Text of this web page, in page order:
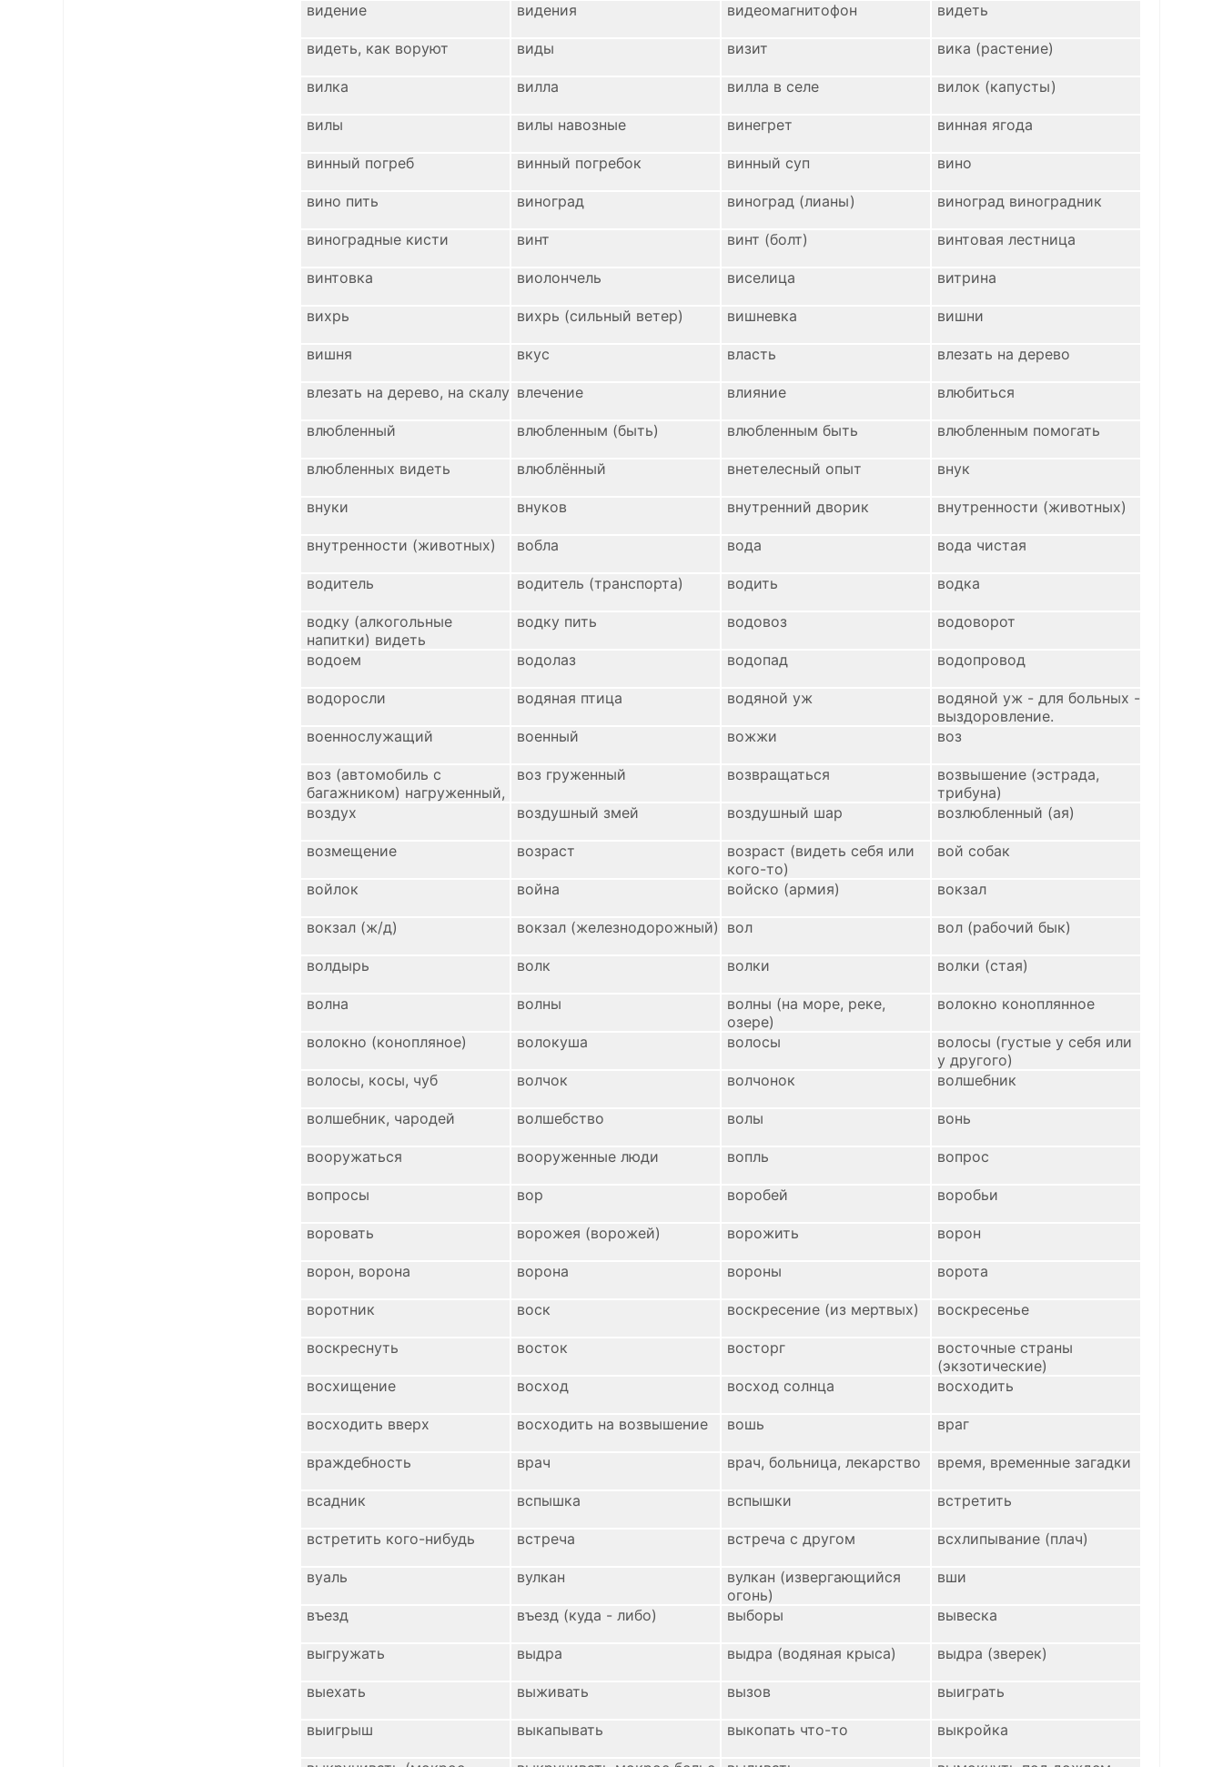
видение видения видеомагнитофон видеть
видеть, как воруют виды визит вика (растение)
вилка вилла вилла в селе вилок (капусты)
вилы вилы навозные винегрет винная ягода
винный погреб винный погребок винный суп вино
вино пить виноград виноград (лианы) виноград виноградник
виноградные кисти винт винт (болт) винтовая лестница
винтовка виолончель виселица витрина
вихрь вихрь (сильный ветер) вишневка вишни
вишня вкус власть влезать на дерево
влезать на дерево, на скалу влечение влияние влюбиться
влюбленный влюбленным (быть) влюбленным быть влюбленным помогать
влюбленных видеть влюблённый внетелесный опыт внук
внуки внуков внутренний дворик внутренности (животных)
внутренности (животных) вобла вода вода чистая
водитель водитель (транспорта) водить водка
водку (алкогольные
напитки) видеть
водку пить водовоз водоворот
водоем водолаз водопад водопровод
водоросли водяная птица водяной уж
водяной уж - для больных -
выздоровление.
военнослужащий
военный вожжи воз
воз (автомобиль с
багажником) нагруженный,
тяжелый
воз груженный возвращаться
возвышение (эстрада,
трибуна)
воздух
воздушный змей воздушный шар возлюбленный (ая)
возмещение возраст
возраст (видеть себя или
кого-то)
вой собак
войлок война войско (армия) вокзал
вокзал (ж/д) вокзал (железнодорожный) вол вол (рабочий бык)
волдырь волк волки волки (стая)
волна волны
волны (на море, реке,
озере)
волокно коноплянное
волокно (конопляное) волокуша волосы
волосы (густые у себя или
у другого)
волосы, косы, чуб
волчок волчонок волшебник
волшебник, чародей волшебство волы вонь
вооружаться вооруженные люди вопль вопрос
вопросы вор воробей воробьи
воровать ворожея (ворожей) ворожить ворон
ворон, ворона ворона вороны ворота
воротник воск воскресение (из мертвых) воскресенье
воскреснуть восток восторг
восточные страны
(экзотические)
восхищение
восход восход солнца восходить
восходить вверх восходить на возвышение вошь враг
враждебность врач врач, больница, лекарство время, временные загадки
всадник вспышка вспышки встретить
встретить кого-нибудь встреча встреча с другом всхлипывание (плач)
вуаль вулкан
вулкан (извергающийся
огонь)
вши
въезд въезд (куда - либо) выборы вывеска
выгружать выдра выдра (водяная крыса) выдра (зверек)
выехать выживать вызов выиграть
выигрыш выкапывать выкопать что-то выкройка